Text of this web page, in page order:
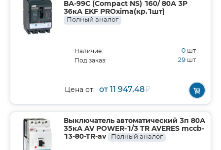
ВА-99C (Compact NS) 160/ 80А 3P
36кА EKF PROxima(кр.1шт)
Полный аналог
Наличие: 0 шт
Под заказ: 29 шт
Цена от: от 11 947,48₽
Выключатель автоматический 3п 80А
35кА AV POWER-1/3 TR AVERES mccb-
13-80-TR-av
Полный аналог